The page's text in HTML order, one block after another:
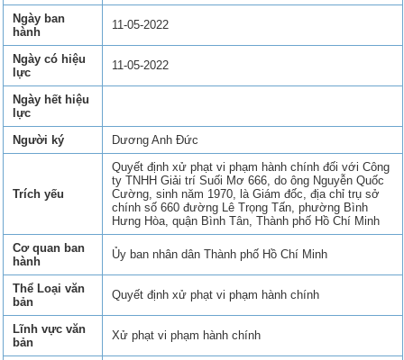
Ngày ban
hành
11-05-2022
Ngày có hiệu
lực
11-05-2022
Ngày hết hiệu
lực
Người ký
Dương Anh Đức
Trích yếu
Quyết định xử phạt vi phạm hành chính đối với Công
ty TNHH Giải trí Suối Mơ 666, do ông Nguyễn Quốc
Cường, sinh năm 1970, là Giám đốc, địa chỉ trụ sở
chính số 660 đường Lê Trọng Tấn, phường Bình
Hưng Hòa, quận Bình Tân, Thành phố Hồ Chí Minh
Cơ quan ban
hành
Ủy ban nhân dân Thành phố Hồ Chí Minh
Thể Loại văn
bản
Quyết định xử phạt vi phạm hành chính
Lĩnh vực văn
bản
Xử phạt vi phạm hành chính